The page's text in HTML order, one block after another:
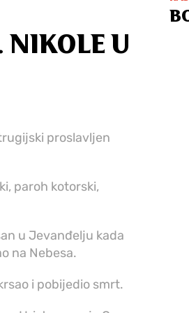
NIKOLE U
proslavljen
paroh kotorski,
u Jevanđelju kada
na Nebesa.
i pobijedio smrt.